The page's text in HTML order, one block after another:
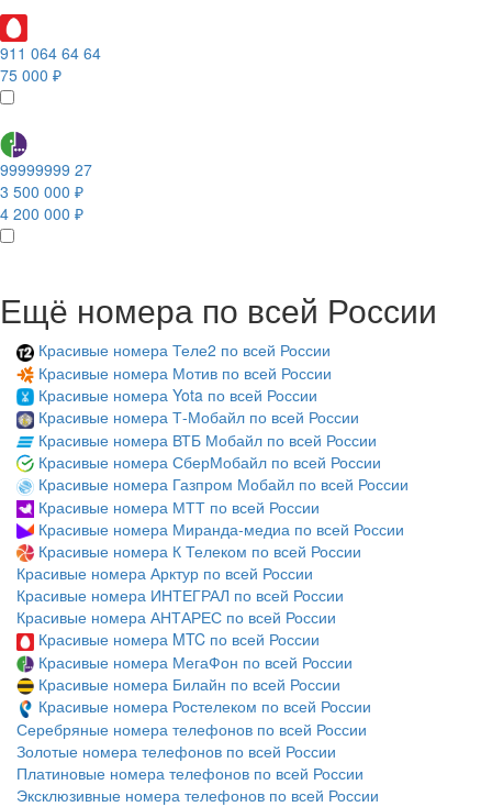
911 064 64 64
75 000 ₽
99999999 27
3 500 000 ₽
4 200 000 ₽
Ещё номера по всей России
Красивые номера Теле2 по всей России
Красивые номера Мотив по всей России
Красивые номера Yota по всей России
Красивые номера Т-Мобайл по всей России
Красивые номера ВТБ Мобайл по всей России
Красивые номера СберМобайл по всей России
Красивые номера Газпром Мобайл по всей России
Красивые номера МТТ по всей России
Красивые номера Миранда-медиа по всей России
Красивые номера К Телеком по всей России
Красивые номера Арктур по всей России
Красивые номера ИНТЕГРАЛ по всей России
Красивые номера АНТАРЕС по всей России
Красивые номера MTC по всей России
Красивые номера МегаФон по всей России
Красивые номера Билайн по всей России
Красивые номера Ростелеком по всей России
Серебряные номера телефонов по всей России
Золотые номера телефонов по всей России
Платиновые номера телефонов по всей России
Эксклюзивные номера телефонов по всей России